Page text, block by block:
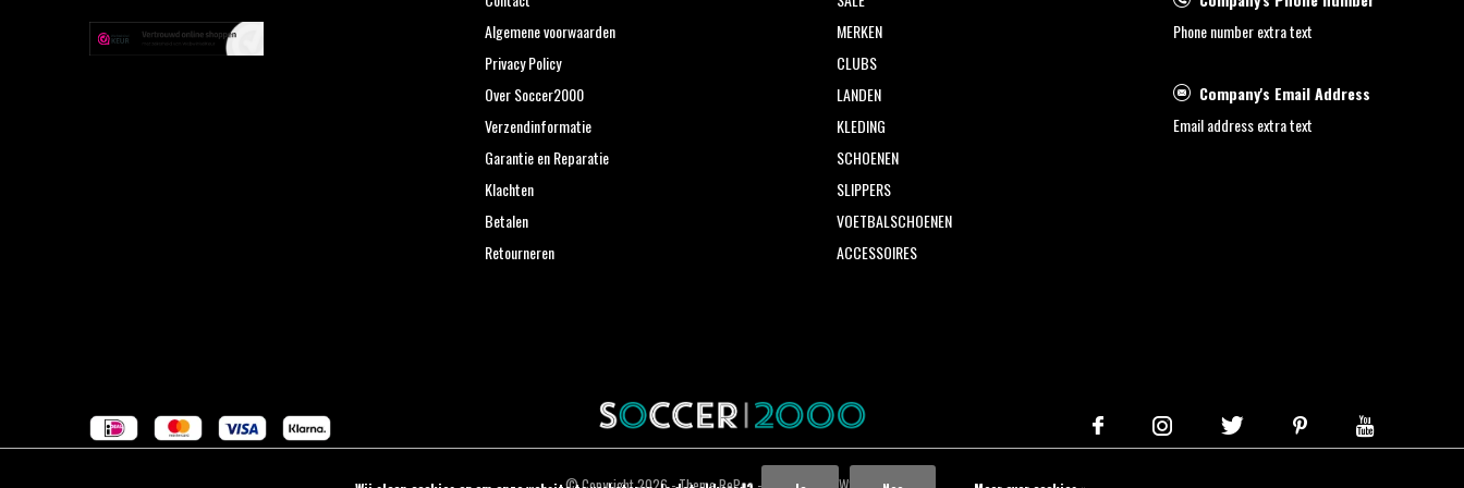
Algemene voorwaarden
Privacy Policy
Over Soccer2000
Verzendinformatie
Garantie en Reparatie
Klachten
Betalen
Retourneren
MERKEN
CLUBS
LANDEN
KLEDING
SCHOENEN
SLIPPERS
VOETBALSCHOENEN
ACCESSOIRES
Phone number extra text
Company's Email Address
Email address extra text